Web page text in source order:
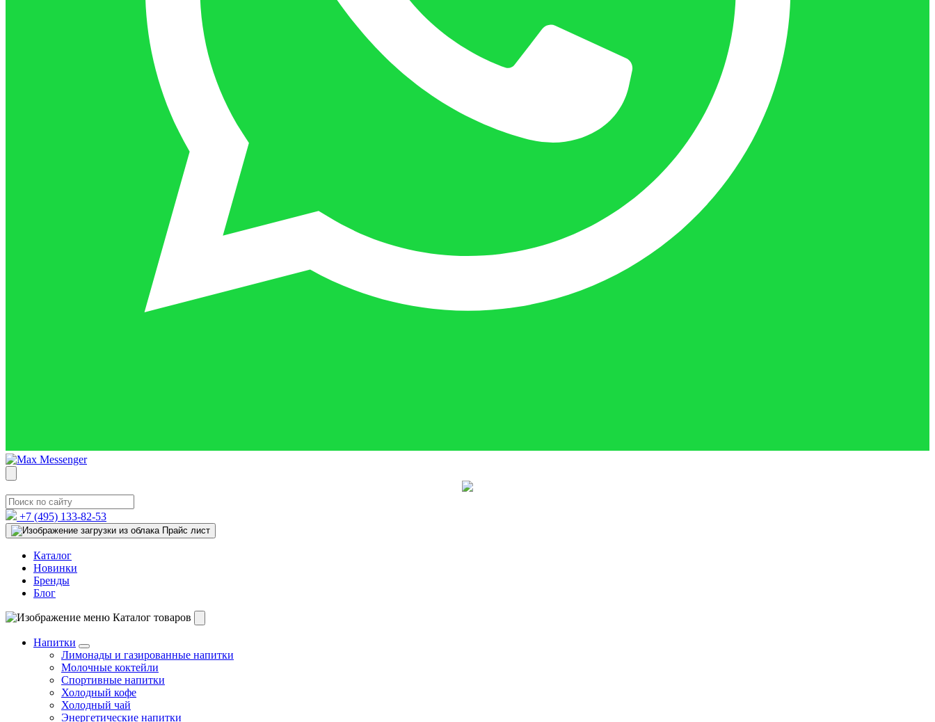
+7 (495) 133-82-53
Прайс лист
Каталог
Новинки
Бренды
Блог
Каталог товаров
Напитки
Лимонады и газированные напитки
Молочные коктейли
Спортивные напитки
Холодный кофе
Холодный чай
Энергетические напитки